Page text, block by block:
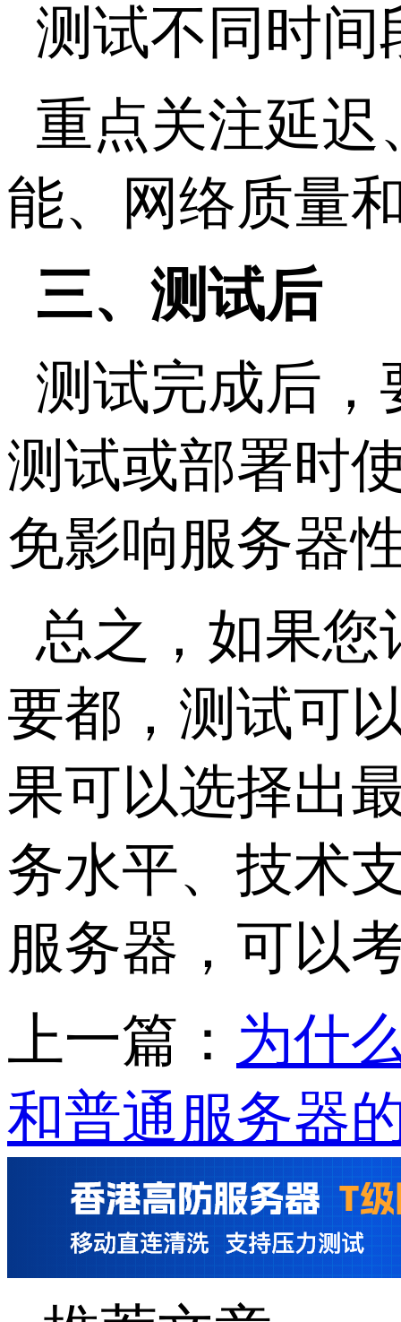
测试不同时间
重点关注延迟
能、网络质量
三、测试后
测试完成后，
测试或部署时
免影响服务器
总之，如果
要都，测试可
果可以选择出
务水平、技术
服务器，可以
上一篇： 为什
和普通服务器